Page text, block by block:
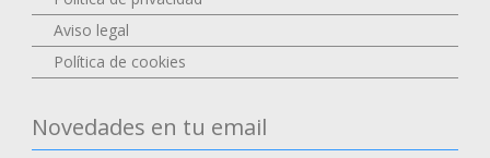
Aviso legal
Política de cookies
Novedades en tu email